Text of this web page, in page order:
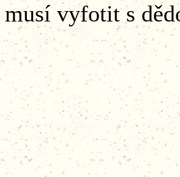
musí vyfotit s